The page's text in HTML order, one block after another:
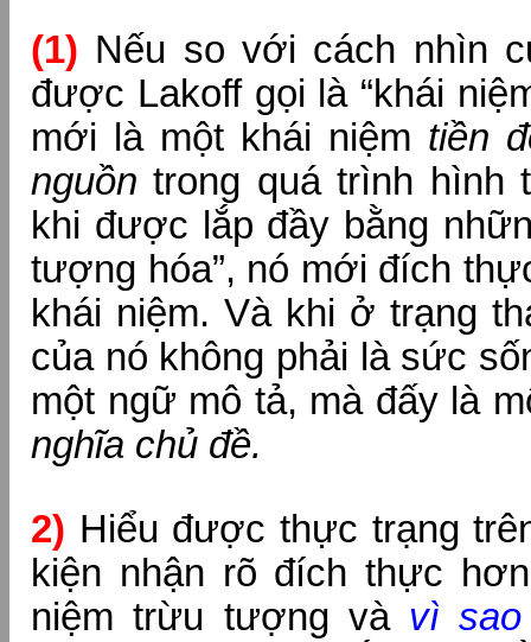
(1) Nếu so với cách nhìn
được Lakoff gọi là “khái
mới là một khái niệm tiền
nguồn trong quá trình hình
khi được lắp đầy bằng
tượng hóa”, nó mới đích
khái niệm. Và khi ở trạng
của nó không phải là sức
một ngữ mô tả, mà đấy là
nghĩa chủ đề.
2) Hiểu được thực trạng
kiện nhận rõ đích thực
niệm trừu tượng và vì sao